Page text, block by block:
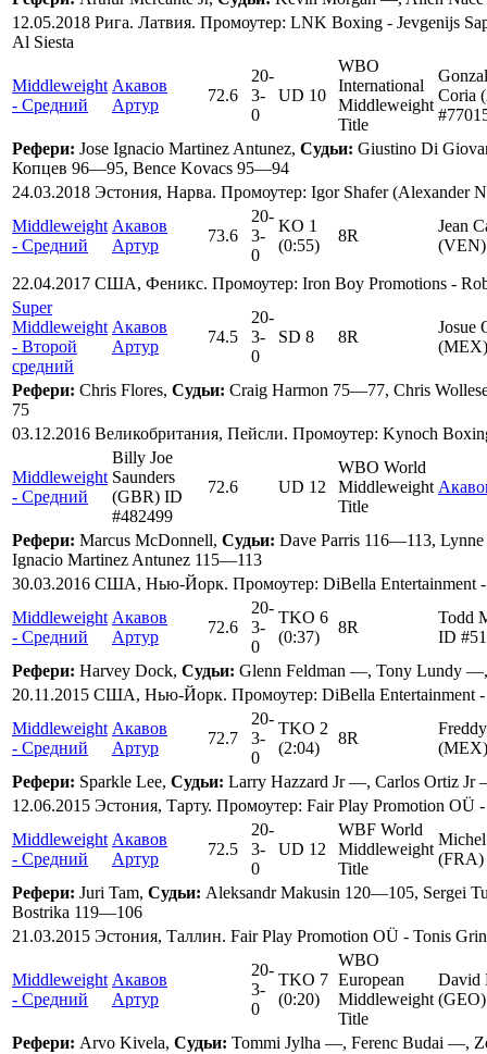
12.05.2018 Рига. Латвия. Промоутер: LNK Boxing - Jevgenijs
Al Siesta
Middleweight
- Средний
Акавов
Артур
72.6
20-
3-
0
UD 10
WBO
International
Middleweight
Title
Coria
Рефери: Jose Ignacio Martinez Antunez, Судьи: Giustino Di
Копцев 96—95, Bence Kovacs 95—94
24.03.2018 Эстония, Нарва. Промоутер: Igor Shafer (Alexander
Middleweight
- Средний
Акавов
Артур
73.6
20-
3-
0
KO 1
(0:55)
8R
Jean
22.04.2017 США, Феникс. Промоутер: Iron Boy Promotions -
Super
Middleweight
- Второй
средний
Акавов
Артур
74.5
20-
3-
0
SD 8 8R
Josue
Рефери: Chris Flores, Судьи: Craig Harmon 75—77, Chris
75
03.12.2016 Великобритания, Пейсли. Промоутер: Kynoch
Middleweight
- Средний
Billy Joe
Saunders
(GBR) ID
#482499
72.6 UD 12
WBO World
Middleweight
Title
Рефери: Marcus McDonnell, Судьи: Dave Parris 116—113,
Ignacio Martinez Antunez 115—113
30.03.2016 США, Нью-Йорк. Промоутер: DiBella Entertainment
Middleweight
- Средний
Акавов
Артур
72.6
20-
3-
0
TKO 6
(0:37)
8R
Todd
ID
Рефери: Harvey Dock, Судьи: Glenn Feldman —, Tony Lundy
20.11.2015 США, Нью-Йорк. Промоутер: DiBella Entertainment
Middleweight
- Средний
Акавов
Артур
72.7
20-
3-
0
TKO 2
(2:04)
8R
Рефери: Sparkle Lee, Судьи: Larry Hazzard Jr —, Carlos Ortiz Jr
12.06.2015 Эстония, Тарту. Промоутер: Fair Play Promotion OÜ
Middleweight
- Средний
Акавов
Артур
72.5
20-
3-
0
UD 12
WBF World
Middleweight
Title
(FRA)
Рефери: Juri Tam, Судьи: Aleksandr Makusin 120—105, Sergei
Bostrika 119—106
21.03.2015 Эстония, Таллин. Fair Play Promotion OÜ - Tonis
Middleweight
- Средний
Акавов
Артур
20-
3-
0
TKO 7
(0:20)
WBO
European
Middleweight
Title
David
Рефери: Arvo Kivela, Судьи: Tommi Jylha —, Ferenc Budai —,